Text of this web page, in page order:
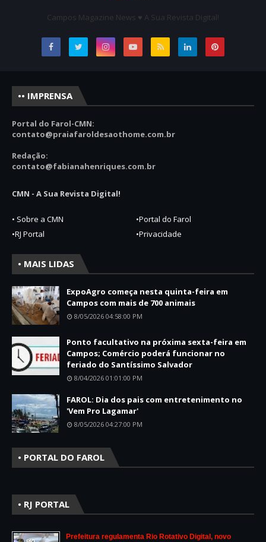
Campos Magazine News ♥ A Sua Revista Digital!
•• IMPRENSA
Portal do Farol-CMN:
contato@praiafaroldesaothome.com.br
Redação:
contato@fabianahenriques.com.br
CMN - A Sua Revista Digital!
• Sobre a CMN
•Portal do Farol
•RJ Portal
•Privacidade
• MAIS LIDAS
ExpoAgro começa nesta quinta-feira em
Campos com mais de 700 animais
8/05/2026 04:58:00 PM
Ponto facultativo na próxima sexta-feira em
Campos; Comércio poderá funcionar no
feriado do Santíssimo Salvador
8/04/2026 01:01:00 PM
FAROL: Dia dos pais com entretenimento no
'Vem Pro Lagamar'
8/05/2026 04:27:00 PM
• PORTAL DO FAROL
• RJ PORTAL
Prefeitura regulamenta Rio Rotativo Digital, novo